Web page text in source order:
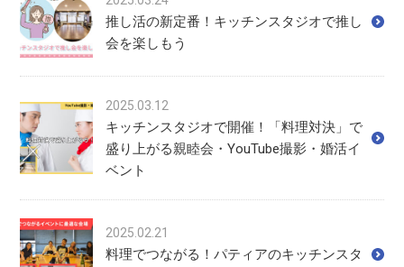
推し活の新定番！キッチンスタジオで推し
会を楽しもう
2025.03.12
キッチンスタジオで開催！「料理対決」で
盛り上がる親睦会・YouTube撮影・婚活イ
ベント
2025.02.21
料理でつながる！パティアのキッチンスタ